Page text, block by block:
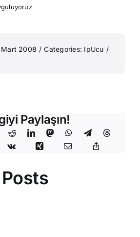
Mart 2008 / Categories: IpUcu /
Paylaşın!